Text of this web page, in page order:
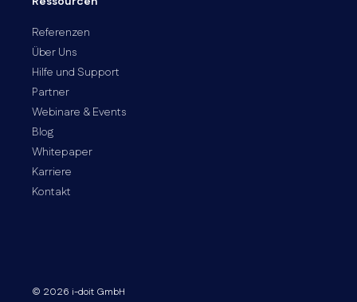
Referenzen
Über Uns
Hilfe und Support
Partner
Webinare & Events
Blog
Whitepaper
Karriere
Kontakt
© 2026 i-doit GmbH